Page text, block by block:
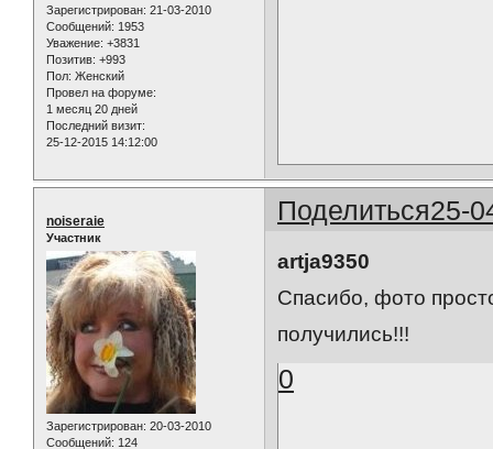
Зарегистрирован: 21-03-2010
Сообщений: 1953
Уважение: +3831
Позитив: +993
Пол: Женский
Провел на форуме:
1 месяц 20 дней
Последний визит:
25-12-2015 14:12:00
Поделиться25-
noiseraie
Участник
Зарегистрирован: 20-03-2010
Сообщений: 124
artja9350
Спасибо, фото
получились!!!
0